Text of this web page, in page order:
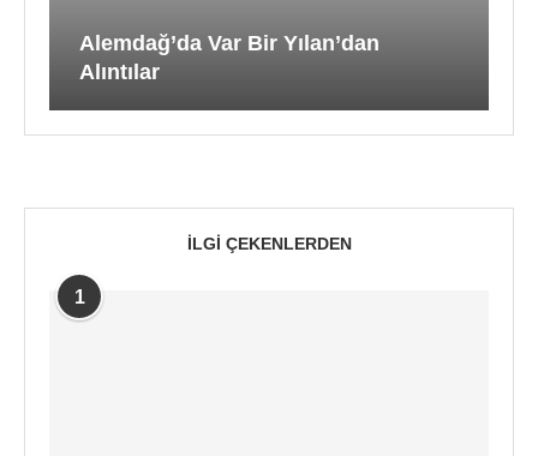
Alemdağ’da Var Bir Yılan’dan
Alıntılar
İLGI ÇEKENLERDEN
1